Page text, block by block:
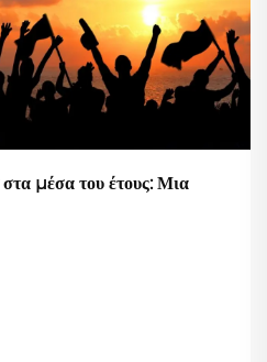
μέσα του έτους: Μια